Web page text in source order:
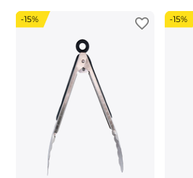
-15% -15%